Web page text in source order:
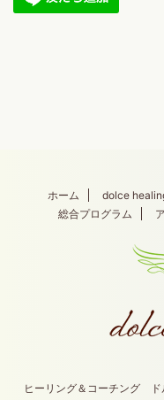
ホーム dolce
総合プログラム
ヒーリング＆コーチング